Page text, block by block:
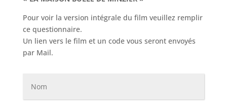
Pour voir la version intégrale du film veuillez remplir
ce questionnaire.
Un lien vers le film et un code vous seront envoyés
par Mail.